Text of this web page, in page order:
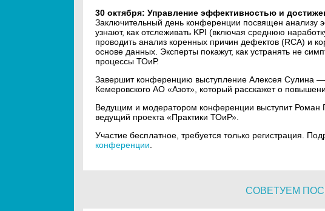
30 октября: Управление эффективностью и
Заключительный день конференции посвящен анализу
узнают, как отслеживать KPI (включая среднюю
проводить анализ коренных причин дефектов (RCA) и
основе данных. Эксперты покажут, как устранять не
процессы ТОиР.
Завершит конференцию выступление Алексея Сулина
Кемеровского АО «Азот», который расскажет о
Ведущим и модератором конференции выступит Роман
ведущий проекта «Практики ТОиР».
Участие бесплатное, требуется только регистрация.
конференции
СОВЕТУЕМ